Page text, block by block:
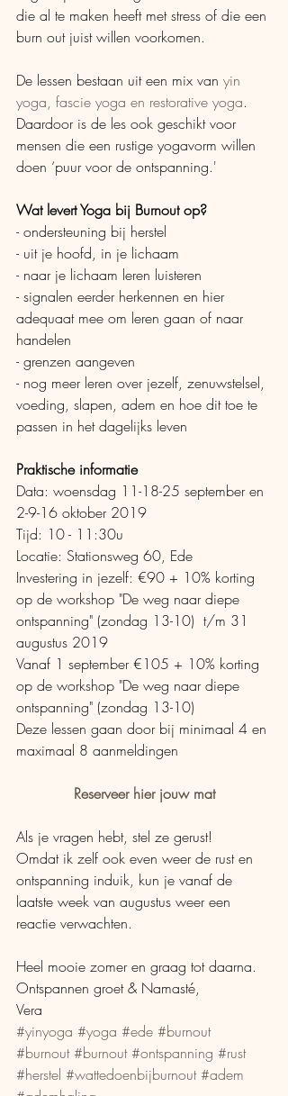
die al te maken heeft met stress of die een
burn out juist willen voorkomen.
De lessen bestaan uit een mix van yin
yoga, fascie yoga en restorative yoga.
Daardoor is de les ook geschikt voor
mensen die een rustige yogavorm willen
doen ‘puur voor de ontspanning.'
Wat levert Yoga bij Burnout op?
- ondersteuning bij herstel
- uit je hoofd, in je lichaam
- naar je lichaam leren luisteren
- signalen eerder herkennen en hier
adequaat mee om leren gaan of naar
handelen
- grenzen aangeven
- nog meer leren over jezelf, zenuwstelsel,
voeding, slapen, adem en hoe dit toe te
passen in het dagelijks leven
Praktische informatie
Data: woensdag 11-18-25 september en
2-9-16 oktober 2019
Tijd: 10 - 11:30u
Locatie: Stationsweg 60, Ede
Investering in jezelf: €90 + 10% korting
op de workshop "De weg naar diepe
ontspanning" (zondag 13-10)  t/m 31
augustus 2019
Vanaf 1 september €105 + 10% korting
op de workshop "De weg naar diepe
ontspanning" (zondag 13-10)
Deze lessen gaan door bij minimaal 4 en
maximaal 8 aanmeldingen
Reserveer hier jouw mat
Als je vragen hebt, stel ze gerust!
Omdat ik zelf ook even weer de rust en
ontspanning induik, kun je vanaf de
laatste week van augustus weer een
reactie verwachten.
Heel mooie zomer en graag tot daarna.
Ontspannen groet & Namasté,
Vera
#yinyoga #yoga #ede #burnout
#burnout #burnout #ontspanning #rust
#herstel #wattedoenbijburnout #adem